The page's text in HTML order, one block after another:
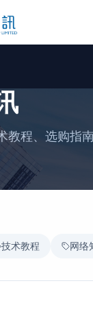
教程、选购指
技术教程 网络